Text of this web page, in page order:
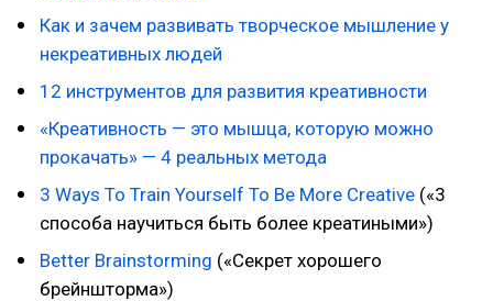
Как и зачем развивать творческое мышление у
некреативных людей
12 инструментов для развития креативности
«Креативность — это мышца, которую можно
прокачать» — 4 реальных метода
3 Ways To Train Yourself To Be More Creative («3
способа научиться быть более креатиными»)
Better Brainstorming («Секрет хорошего
брейншторма»)